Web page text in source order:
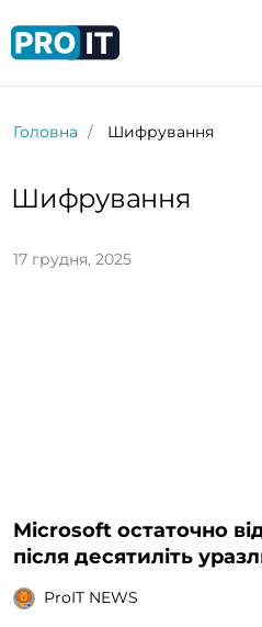
Головна Шифрування
Шифрування
17 грудня, 2025
Microsoft остаточно
після десятиліть
ProIT NEWS